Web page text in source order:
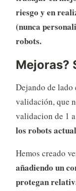
riesgo y en
(nunca
robots.
Mejoras?
Dejando de lado
validación, que
validacion de 1
los robots
Hemos creado
añadiendo un
protegan